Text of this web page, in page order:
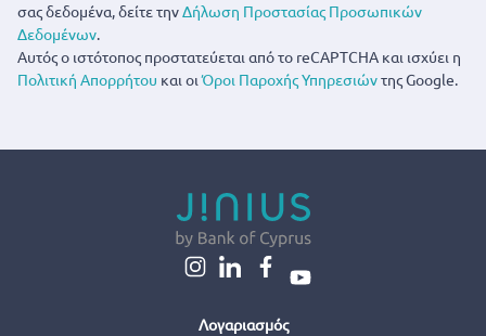
σας δεδομένα, δείτε τηνΔήλωση Προστασίας Προσωπικών
Δεδομένων.
Αυτός ο ιστότοπος προστατεύεται από το reCAPTCHA και ισχύει η
Πολιτική Απορρήτου και οιΌροι Παροχής Υπηρεσιώντης Google.
Λογαριασμός